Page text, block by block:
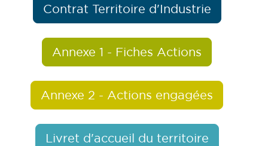
Contrat Territoire d'Industrie
Annexe 1 - Fiches Actions
Annexe 2 - Actions engagées
Livret d'accueil du territoire